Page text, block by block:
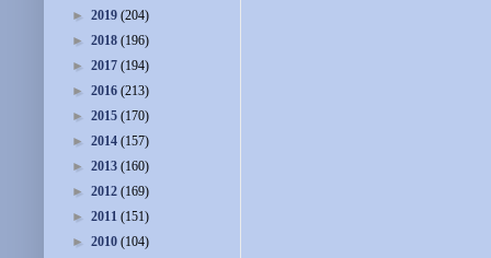
► 2019 (204)
► 2018 (196)
► 2017 (194)
► 2016 (213)
► 2015 (170)
► 2014 (157)
► 2013 (160)
► 2012 (169)
► 2011 (151)
► 2010 (104)